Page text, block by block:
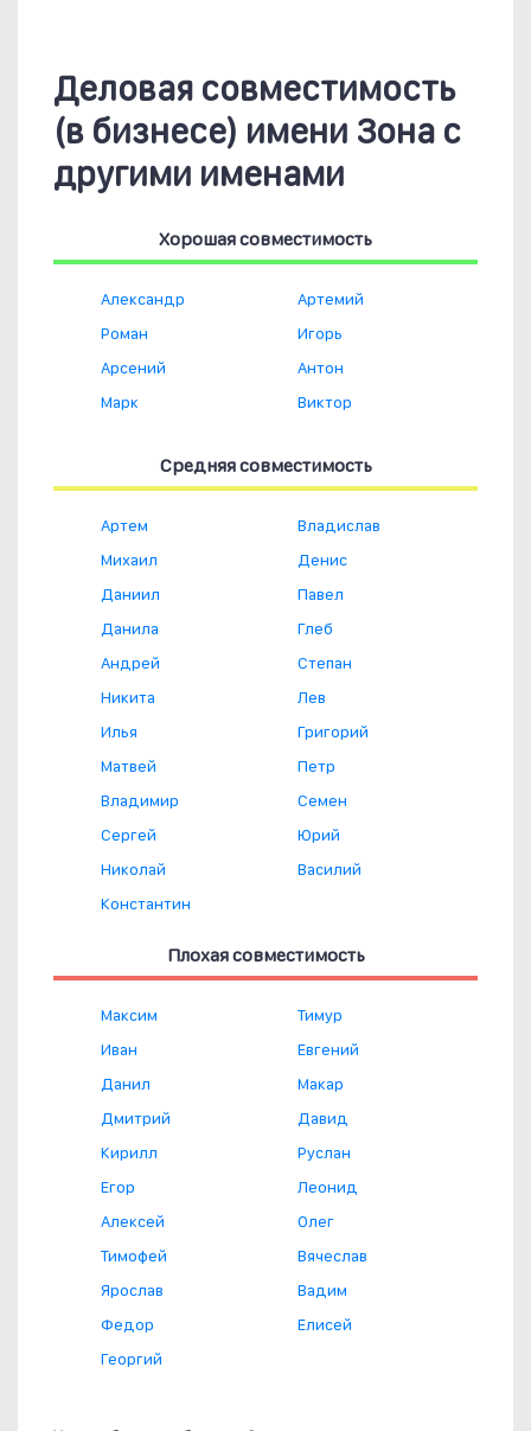
Деловая совместимость
(в бизнесе) имени Зона с
другими именами
Хорошая совместимость
Александр
Роман
Арсений
Марк
Артемий
Игорь
Антон
Виктор
Средняя совместимость
Артем
Михаил
Даниил
Данила
Андрей
Никита
Илья
Матвей
Владимир
Сергей
Николай
Константин
Владислав
Денис
Павел
Глеб
Степан
Лев
Григорий
Петр
Семен
Юрий
Василий
Плохая совместимость
Максим
Иван
Данил
Дмитрий
Кирилл
Егор
Алексей
Тимофей
Ярослав
Федор
Георгий
Тимур
Евгений
Макар
Давид
Руслан
Леонид
Олег
Вячеслав
Вадим
Елисей